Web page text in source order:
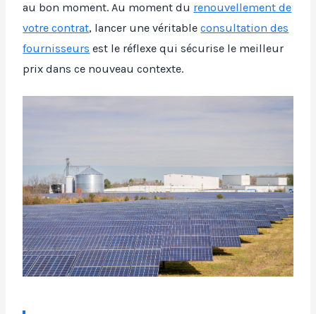
au bon moment. Au moment du renouvellement de
votre contrat, lancer une véritableconsultation des
fournisseurs est le réflexe qui sécurise le meilleur
prix dans ce nouveau contexte.